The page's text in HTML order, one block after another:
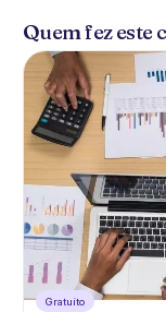
Quem fez este
Gratuíto